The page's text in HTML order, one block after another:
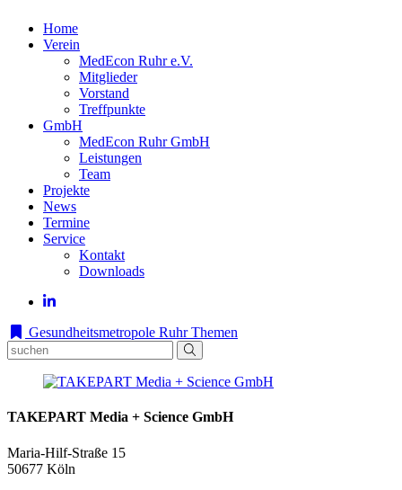
Home
Verein
MedEcon Ruhr e.V.
Mitglieder
Vorstand
Treffpunkte
GmbH
MedEcon Ruhr GmbH
Leistungen
Team
Projekte
News
Termine
Service
Kontakt
Downloads
Gesundheitsmetropole Ruhr Themen
TAKEPART Media + Science GmbH
Maria-Hilf-Straße 15
50677 Köln